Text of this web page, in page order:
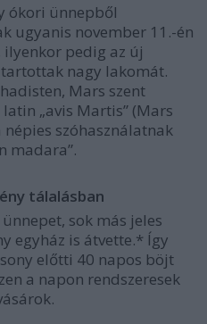
ókori ünnepből
ugyanis november 11.-én
ilyenkor pedig az új
nagy lakomát.
Mars szent
„avis Martis” (Mars
szóhasználatnak
madara”.
tálalásban
sok más jeles
egyház is átvette.* Így
előtti 40 napos böjt
a napon rendszeresek